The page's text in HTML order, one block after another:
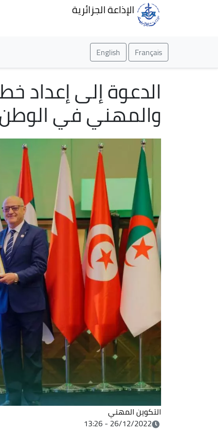
الإذاعة الجزائرية
Français
English
الدعوة إلى إعداد
والمهني في
التكوين المهني
26/12/2022 - 13:26